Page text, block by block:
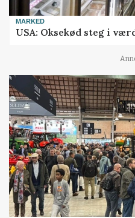
MARKED
USA: Oksekød steg i